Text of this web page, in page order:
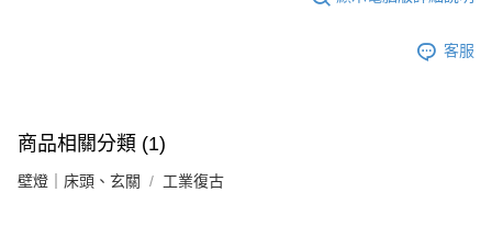
客服
商品相關分類 (1)
壁燈｜床頭、玄關 工業復古